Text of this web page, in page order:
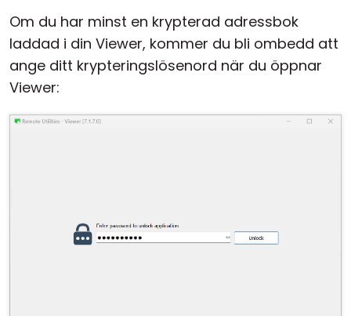
Om du har minst en krypterad adressbok
laddad i din Viewer, kommer du bli ombedd att
ange ditt krypteringslösenord när du öppnar
Viewer: